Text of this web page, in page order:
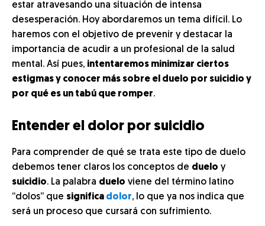
estar atravesando una situación de intensa
desesperación. Hoy abordaremos un tema difícil. Lo
haremos con el objetivo de prevenir y destacar la
importancia de acudir a un profesional de la salud
mental. Así pues, intentaremos minimizar ciertos
estigmas y conocer más sobre el duelo por suicidio y
por qué es un tabú que romper.
Entender el dolor por suicidio
Para comprender de qué se trata este tipo de duelo
debemos tener claros los conceptos de duelo y
suicidio. La palabra duelo viene del término latino
“dolos” que significa dolor, lo que ya nos indica que
será un proceso que cursará con sufrimiento.